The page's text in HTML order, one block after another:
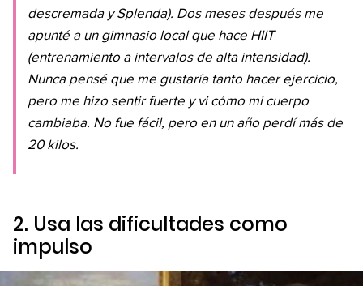
descremada y Splenda). Dos meses después me
apunté a un gimnasio local que hace HIIT
(entrenamiento a intervalos de alta intensidad).
Nunca pensé que me gustaría tanto hacer ejercicio,
pero me hizo sentir fuerte y vi cómo mi cuerpo
cambiaba. No fue fácil, pero en un año perdí más de
20 kilos.
2. Usa las dificultades como
impulso